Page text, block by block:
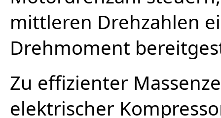
mittleren Drehzahlen
Drehmoment
Zu effizienter
elektrischer